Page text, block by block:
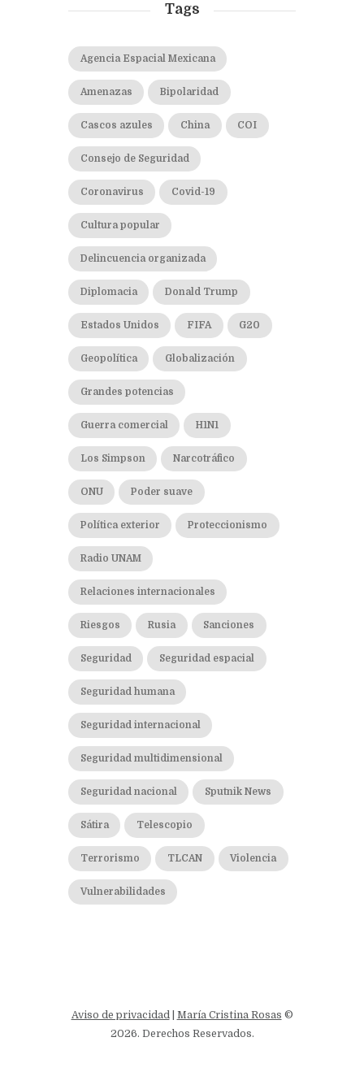
Tags
Agencia Espacial Mexicana
Amenazas Bipolaridad
Cascos azules China COI
Consejo de Seguridad
Coronavirus Covid-19
Cultura popular
Delincuencia organizada
Diplomacia Donald Trump
Estados Unidos FIFA G20
Geopolítica Globalización
Grandes potencias
Guerra comercial H1N1
Los Simpson Narcotráfico
ONU Poder suave
Política exterior Proteccionismo
Radio UNAM
Relaciones internacionales
Riesgos Rusia Sanciones
Seguridad Seguridad espacial
Seguridad humana
Seguridad internacional
Seguridad multidimensional
Seguridad nacional Sputnik News
Sátira Telescopio
Terrorismo TLCAN Violencia
Vulnerabilidades
Aviso de privacidad María Cristina Rosas ©
2026. Derechos Reservados.